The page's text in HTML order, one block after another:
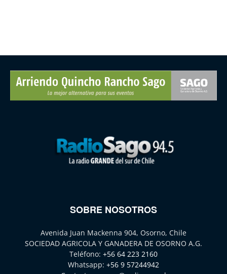
SOBRE NOSOTROS
Avenida Juan Mackenna 904, Osorno, Chile
SOCIEDAD AGRICOLA Y GANADERA DE OSORNO A.G.
Teléfono: +56 64 223 2160
Whatsapp: +56 9 57244942